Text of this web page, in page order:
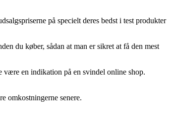
på specielt deres bedst i test produkter
du køber, sådan at man er sikret at få den mest
en indikation på en svindel online shop.
omkostningerne senere.